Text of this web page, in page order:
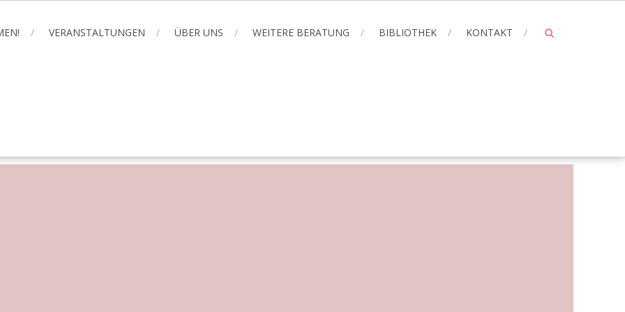
VERANSTALTUNGEN ÜBER UNS WEITERE BERATUNG BIBLIOTHEK KONTAKT